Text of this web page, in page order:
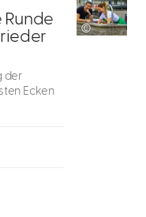
©
der
Ecken